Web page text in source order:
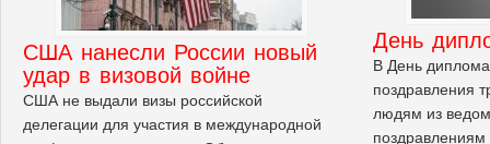
День
В День
поздравления
людям из
США нанесли России новый
удар в визовой войне
США не выдали визы российской
делегации для участия в международной